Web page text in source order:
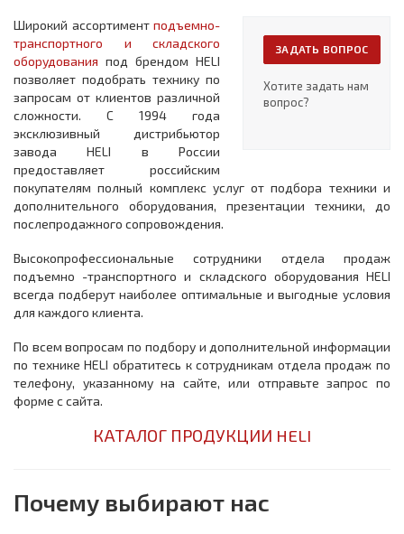
ЗАДАТЬ ВОПРОС
Хотите задать нам
вопрос?
Широкий ассортимент подъемно-
транспортного и складского
оборудования под брендом HELI
позволяет подобрать технику по
запросам от клиентов различной
сложности. С 1994 года
эксклюзивный дистрибьютор
завода HELI в России
предоставляет российским
покупателям полный комплекс услуг от подбора техники и
дополнительного оборудования, презентации техники, до
послепродажного сопровождения.
Высокопрофессиональные сотрудники отдела продаж
подъемно -транспортного и складского оборудования HELI
всегда подберут наиболее оптимальные и выгодные условия
для каждого клиента.
По всем вопросам по подбору и дополнительной информации
по технике HELI обратитесь к сотрудникам отдела продаж по
телефону, указанному на сайте, или отправьте запрос по
форме с сайта.
КАТАЛОГ ПРОДУКЦИИ HELI
Почему выбирают нас